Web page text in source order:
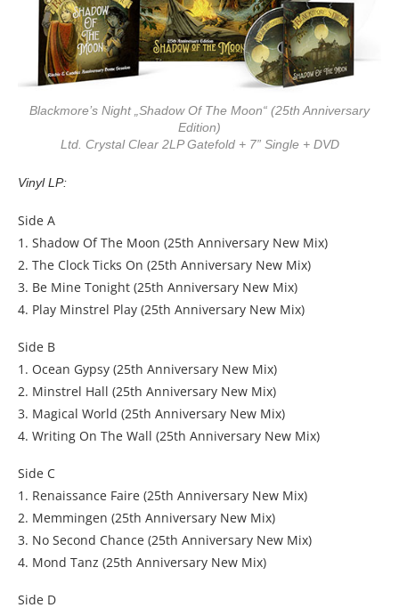
Blackmore’s Night „Shadow Of The Moon“ (25th Anniversary
Edition)
Ltd. Crystal Clear 2LP Gatefold + 7” Single + DVD
Vinyl LP:
Side A
1. Shadow Of The Moon (25th Anniversary New Mix)
2. The Clock Ticks On (25th Anniversary New Mix)
3. Be Mine Tonight (25th Anniversary New Mix)
4. Play Minstrel Play (25th Anniversary New Mix)
Side B
1. Ocean Gypsy (25th Anniversary New Mix)
2. Minstrel Hall (25th Anniversary New Mix)
3. Magical World (25th Anniversary New Mix)
4. Writing On The Wall (25th Anniversary New Mix)
Side C
1. Renaissance Faire (25th Anniversary New Mix)
2. Memmingen (25th Anniversary New Mix)
3. No Second Chance (25th Anniversary New Mix)
4. Mond Tanz (25th Anniversary New Mix)
Side D